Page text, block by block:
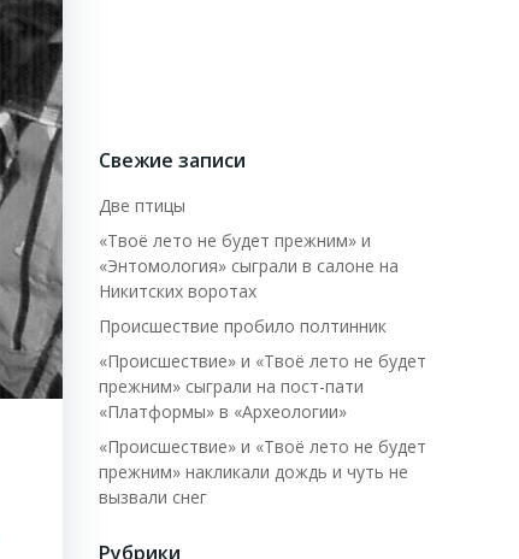
Свежие записи
Две птицы
«Твоё лето не будет прежним» и
«Энтомология» сыграли в салоне на
Никитских воротах
Происшествие пробило полтинник
«Происшествие» и «Твоё лето не будет
прежним» сыграли на пост-пати
«Платформы» в «Археологии»
«Происшествие» и «Твоё лето не будет
прежним» накликали дождь и чуть не
вызвали снег
Рубрики